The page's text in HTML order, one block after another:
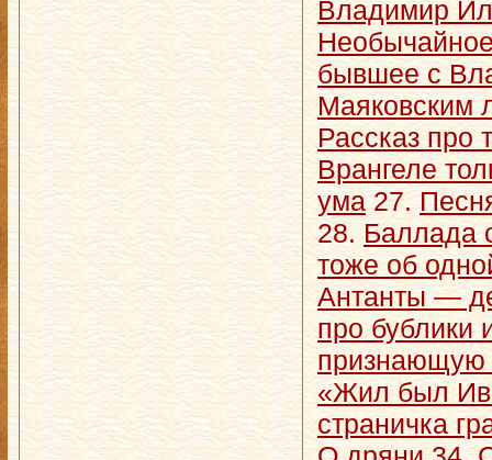
Владимир
бывшее с
Маяковским
Рассказ про
Врангеле
ума 27.
28. Баллада
тоже об
Антанты —
про бублики
признающую
«Жил был
страничка